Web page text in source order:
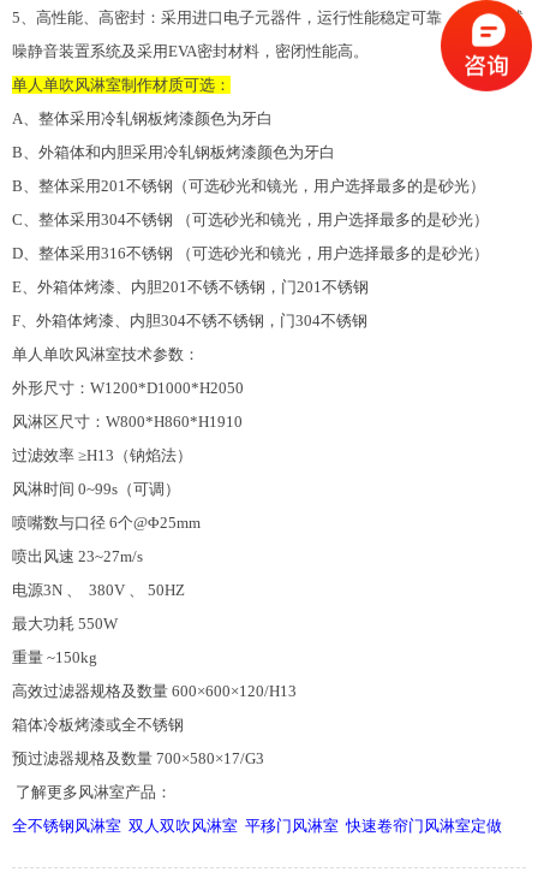
5、高性能、高密封：采用进口电子元器件，运行性能稳定可靠 ，先进的减
噪静音装置系统及采用EVA密封材料，密闭性能高。
单人单吹风淋室制作材质可选：
A、整体采用冷轧钢板烤漆颜色为牙白
B、外箱体和内胆采用冷轧钢板烤漆颜色为牙白
B、整体采用201不锈钢（可选砂光和镜光，用户选择最多的是砂光）
C、整体采用304不锈钢 （可选砂光和镜光，用户选择最多的是砂光）
D、整体采用316不锈钢 （可选砂光和镜光，用户选择最多的是砂光）
E、外箱体烤漆、内胆201不锈不锈钢，门201不锈钢
F、外箱体烤漆、内胆304不锈不锈钢，门304不锈钢
单人单吹风淋室技术参数：
外形尺寸：W1200*D1000*H2050
风淋区尺寸：W800*H860*H1910
过滤效率 ≥H13（钠焰法）
风淋时间 0~99s（可调）
喷嘴数与口径 6个@Φ25mm
喷出风速 23~27m/s
电源3N 、 380V 、 50HZ
最大功耗 550W
重量 ~150kg
高效过滤器规格及数量 600×600×120/H13
箱体冷板烤漆或全不锈钢
预过滤器规格及数量 700×580×17/G3
了解更多风淋室产品：
全不锈钢风淋室 双人双吹风淋室 平移门风淋室 快速卷帘门风淋室定做